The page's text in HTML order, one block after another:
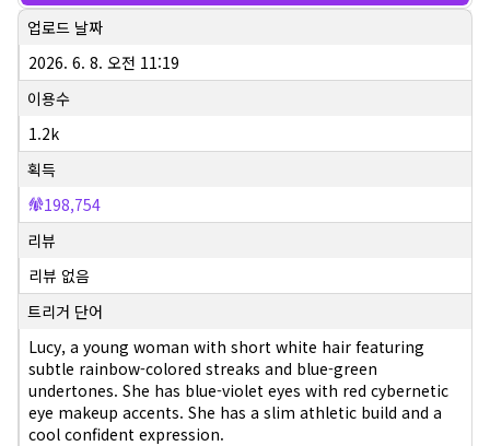
업로드 날짜
2026. 6. 8. 오전 11:19
이용수
1.2k
획득
198,754
리뷰
리뷰 없음
트리거 단어
Lucy, a young woman with short white hair featuring
subtle rainbow-colored streaks and blue-green
undertones. She has blue-violet eyes with red cybernetic
eye makeup accents. She has a slim athletic build and a
cool confident expression.